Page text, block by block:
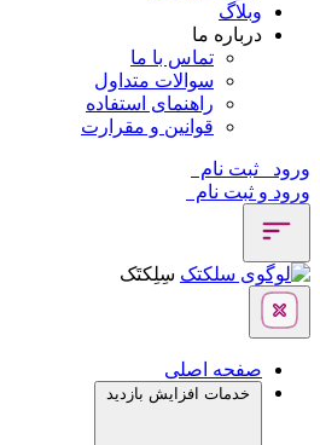
وبلاگ
درباره ما
تماس با ما
سوالات متداول
راهنمای استفاده
قوانین و مقرارت
ورود
ثبت نام
ورود و ثبت نام
سِلِکتَک
صفحه اصلی
خدمات افزایش بازدید